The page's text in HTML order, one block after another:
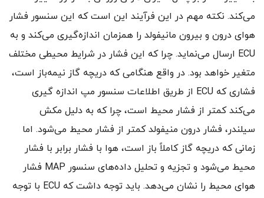
می‌کند. نکته مهم در این فرآیند این است که این سنسور فشار
هوای درون و بیرون مانیفولد را همزمان اندازه‌گیری می‌کند و به
ECU ارسال می‌نماید. چرا که این فشار در شرایط محیطی مختلف
متغیر خواهد بود. در واقع هنگامی که دریچه گاز نیمه‌باز است،
فشاری که ECU از طریق اطلاعات سنسور مپ اندازه گیری
می‌کند کمتر از فشار محیط است، چرا که به دلیل مکش
سیلندر، فشار درون منیفولد کمتر از فشار محیط می‌شود. اما
زمانی که دریچه گاز کاملاً باز است، هوا با فشار برابر با فشار
محیط می‌شود و تجزیه و تحلیل داده‌های سنسور MAP فشار
هوای محیط را نشان می‌دهد. باید توجه داشت که ECU با توجه